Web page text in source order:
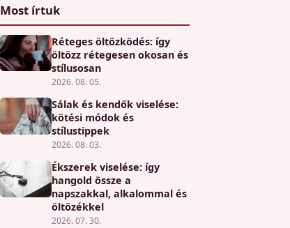
Most írtuk
Réteges öltözködés: így
öltözz rétegesen okosan és
stílusosan
2026. 08. 05.
Sálak és kendők viselése:
kötési módok és
stílustippek
2026. 08. 03.
Ékszerek viselése: így
hangold össze a
napszakkal, alkalommal és
öltözékkel
2026. 07. 30.